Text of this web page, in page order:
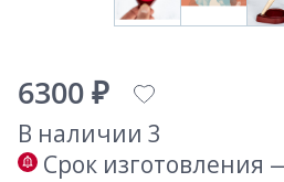
6300 ₽
В наличии 3
Срок изготовления